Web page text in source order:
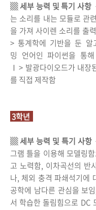
▒ 세부 능력 및 특기 사항
는 소리를 내는 모듈로 관
을 가져 사이렌 소리를 출
> 통계학에 기반을 둔 알
밍 언어인 파이썬을 통
Ⅰ> 발광다이오드가 내장
를 직접 제작함
3학년
▒ 세부 능력 및 특기 사항
그램 틀을 이용해 모델링
고 노력함, 이차곡선의 반
나, 체외 충격 파쇄석기에
공학에 남다른 관심을 보
서 학습한 돌림힘으로 DC